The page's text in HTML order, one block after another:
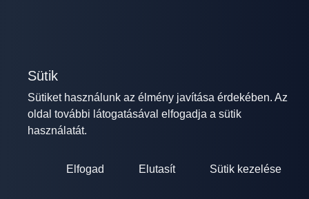
Sütik
Sütiket használunk az élmény javítása érdekében. Az
oldal további látogatásával elfogadja a sütik
használatát.
Elfogad Elutasít Sütik kezelése